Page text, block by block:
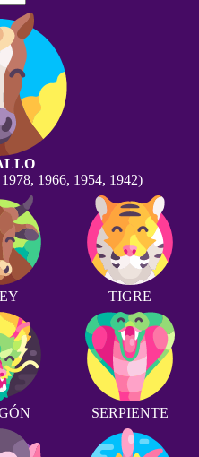
1966, 1954, 1942)
TIGRE
SERPIENTE